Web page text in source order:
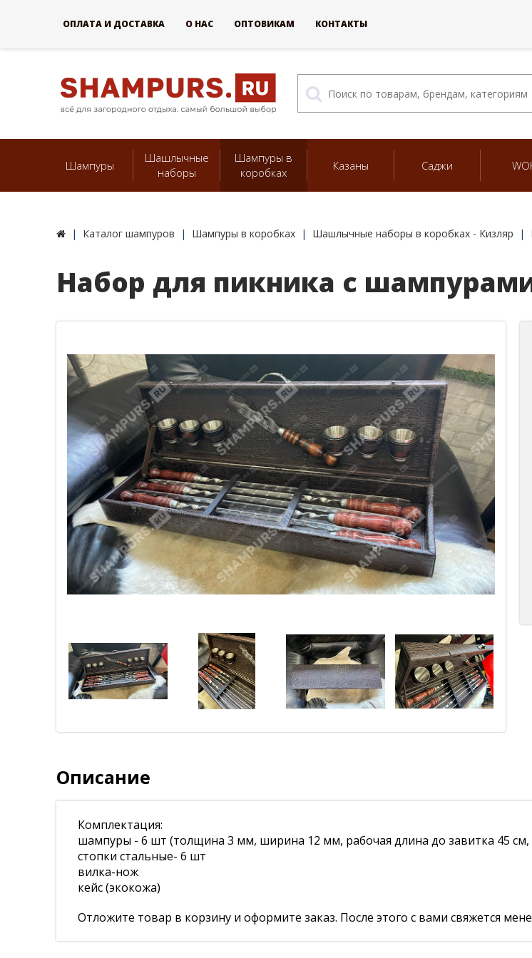
Шампуры
Шашлычные
наборы
Шампуры в
коробках
Казаны Саджи
Каталог шампуров Шампуры в коробках Шашлычные наборы в коробках - Кизляр
Набор для пикника с
Описание
Комплектация:
шампуры - 6 шт (толщина 3 мм, ширина 12 мм, рабочая длина до завитка 45 см,
стопки стальные- 6 шт
вилка-нож
кейс (экокожа)
Отложите товар в корзину и оформите заказ. После этого с вами свяжется
ОПЛАТА И ДОСТАВКА О НАС ОПТОВИКАМ КОНТАКТЫ